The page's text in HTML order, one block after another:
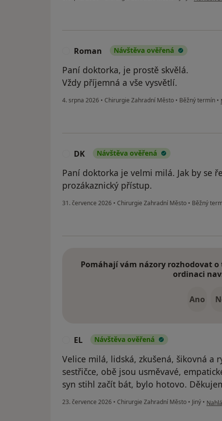
Roman Návštěva ověřená
Paní doktorka, je prostě skvělá.
Vždy příjemná a vše vysvětlí.
4. srpna 2026 • Chirurgie Zahradní Město • Běžný termín •
DK Návštěva ověřená
Paní doktorka je velmi milá. Jak by se
prozákaznický přístup.
31. července 2026 • Chirurgie Zahradní Město • Běžný
Pomáhají vám názory rozhodovat
ordinaci
Ano
EL Návštěva ověřená
Velice milá, lidská, zkušená, šikovná a
sestřičce, obě jsou usměvavé,
syn stihl začít bát, bylo hotovo.
23. července 2026 • Chirurgie Zahradní Město • Jiný •